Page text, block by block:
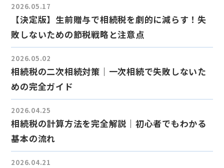
2026.05.17
【決定版】生前贈与で相続税を劇的に減らす！失
敗しないための節税戦略と注意点
2026.05.02
相続税の二次相続対策｜一次相続で失敗しないた
めの完全ガイド
2026.04.25
相続税の計算方法を完全解説｜初心者でもわかる
基本の流れ
2026.04.21